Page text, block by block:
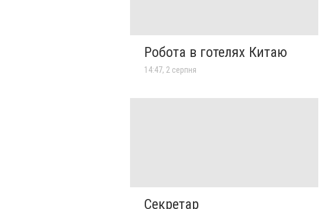
Робота в готелях Китаю
14:47, 2 серпня
Секретар